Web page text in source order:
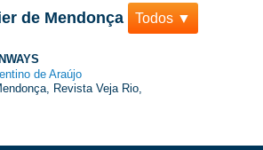
de Mendonça Todos ▼
de Araújo
Revista Veja Rio,